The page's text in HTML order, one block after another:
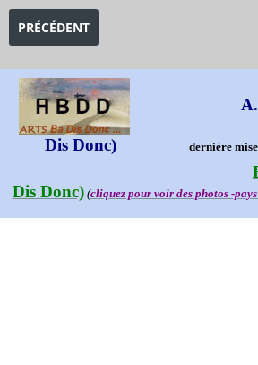
ARTICLE PRÉCÉDENT : EXPOSITION
PRÉCÉDENT
Dis Donc) dernière
Dis Donc)(cliquez pour voir des photos -